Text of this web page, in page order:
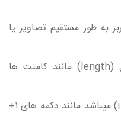
به طور مستقیم تصاویر یا
محتوا با میزان تغییر زیاد در طول (length) مانند کامنت ها
شامل محتوای تعاملی (interactive) میباشد مانند دکمه های ۱+